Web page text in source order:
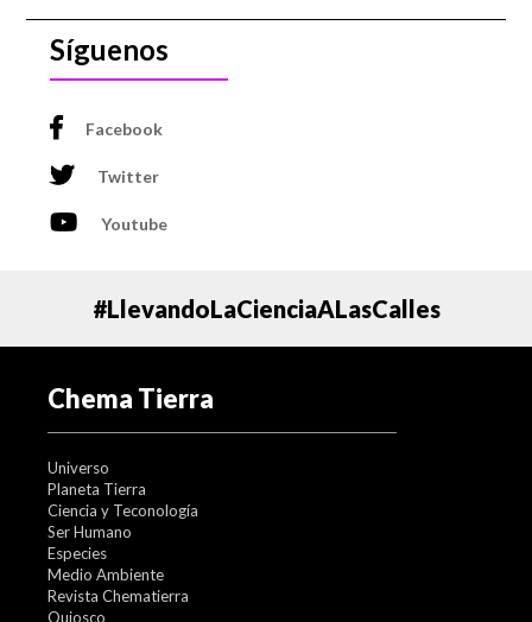
Síguenos
Facebook
Twitter
Youtube
#LlevandoLaCienciaALasCalles
Chema Tierra
Universo
Planeta Tierra
Ciencia y Teconología
Ser Humano
Especies
Medio Ambiente
Revista Chematierra
Quiosco